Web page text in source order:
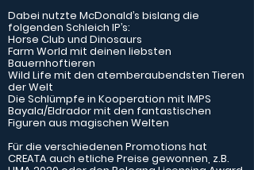
Dabei nutzte McDonald’s bislang die
folgenden Schleich IP’s:
Horse Club und Dinosaurs
Farm World mit deinen liebsten
Bauernhoftieren
Wild Life mit den atemberaubendsten Tieren
der Welt
Die Schlümpfe in Kooperation mit IMPS
Bayala/Eldrador mit den fantastischen
Figuren aus magischen Welten
Für die verschiedenen Promotions hat
CREATA auch etliche Preise gewonnen, z.B.